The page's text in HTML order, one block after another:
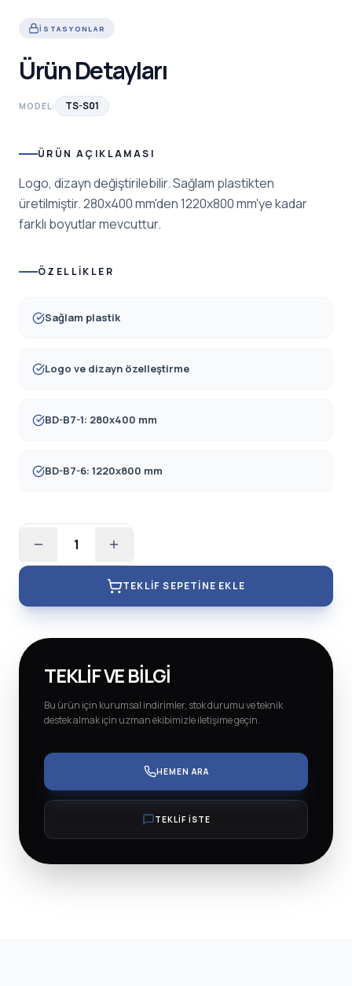
İSTASYONLAR
Ürün Detayları
MODEL: TS-S01
ÜRÜN AÇIKLAMASI
Logo, dizayn değiştirilebilir. Sağlam plastikten
üretilmiştir. 280x400 mm'den 1220x800 mm'ye kadar
farklı boyutlar mevcuttur.
ÖZELLIKLER
Sağlam plastik
Logo ve dizayn özelleştirme
BD-B7-1: 280x400 mm
BD-B7-6: 1220x800 mm
1
TEKLIF SEPETINE EKLE
TEKLIF VE BILGI
Bu ürün için kurumsal indirimler, stok durumu ve teknik
destek almak için uzman ekibimizle iletişime geçin.
HEMEN ARA
TEKLİF İSTE